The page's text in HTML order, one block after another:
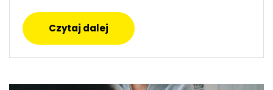
Czytaj dalej